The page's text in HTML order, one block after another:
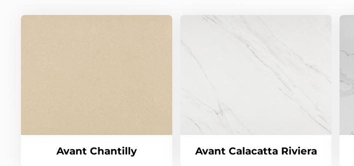
Avant Chantilly Avant Calacatta Riviera